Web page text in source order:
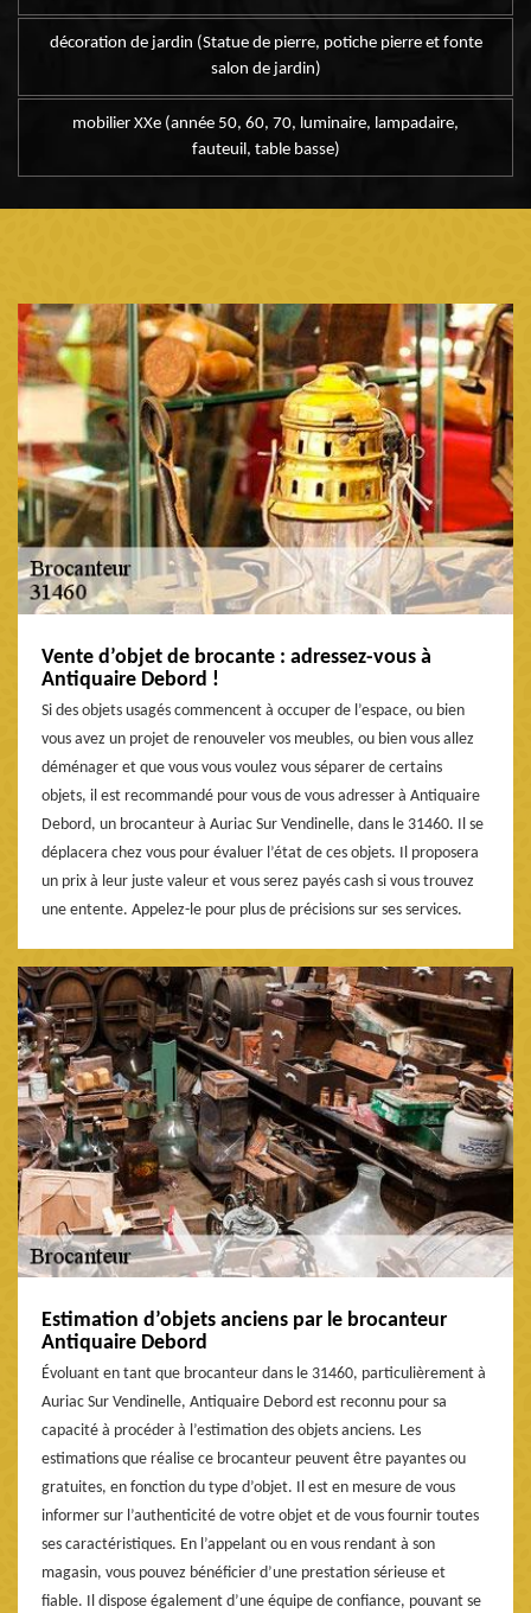
décoration de jardin (Statue de pierre, potiche pierre et fonte
salon de jardin)
mobilier XXe (année 50, 60, 70, luminaire, lampadaire,
fauteuil, table basse)
Vente d’objet de brocante : adressez-vous à
Antiquaire Debord !
Si des objets usagés commencent à occuper de l’espace, ou bien
vous avez un projet de renouveler vos meubles, ou bien vous allez
déménager et que vous vous voulez vous séparer de certains
objets, il est recommandé pour vous de vous adresser à Antiquaire
Debord, un brocanteur à Auriac Sur Vendinelle, dans le 31460. Il se
déplacera chez vous pour évaluer l’état de ces objets. Il proposera
un prix à leur juste valeur et vous serez payés cash si vous trouvez
une entente. Appelez-le pour plus de précisions sur ses services.
Estimation d’objets anciens par le brocanteur
Antiquaire Debord
Évoluant en tant que brocanteur dans le 31460, particulièrement à
Auriac Sur Vendinelle, Antiquaire Debord est reconnu pour sa
capacité à procéder à l’estimation des objets anciens. Les
estimations que réalise ce brocanteur peuvent être payantes ou
gratuites, en fonction du type d’objet. Il est en mesure de vous
informer sur l’authenticité de votre objet et de vous fournir toutes
ses caractéristiques. En l’appelant ou en vous rendant à son
magasin, vous pouvez bénéficier d’une prestation sérieuse et
fiable. Il dispose également d’une équipe de confiance, pouvant se